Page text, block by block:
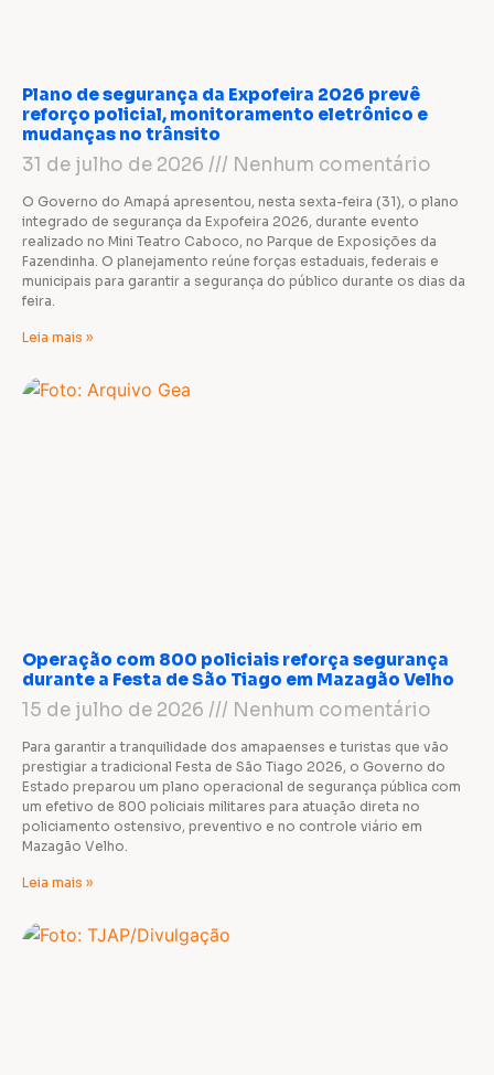
Plano de segurança da Expofeira 2026 prevê
reforço policial, monitoramento eletrônico e
mudanças no trânsito
31 de julho de 2026 Nenhum comentário
O Governo do Amapá apresentou, nesta sexta-feira (31), o plano
integrado de segurança da Expofeira 2026, durante evento
realizado no Mini Teatro Caboco, no Parque de Exposições da
Fazendinha. O planejamento reúne forças estaduais, federais e
municipais para garantir a segurança do público durante os dias da
feira.
Leia mais »
Operação com 800 policiais reforça segurança
durante a Festa de São Tiago em Mazagão Velho
15 de julho de 2026 Nenhum comentário
Para garantir a tranquilidade dos amapaenses e turistas que vão
prestigiar a tradicional Festa de São Tiago 2026, o Governo do
Estado preparou um plano operacional de segurança pública com
um efetivo de 800 policiais militares para atuação direta no
policiamento ostensivo, preventivo e no controle viário em
Mazagão Velho.
Leia mais »